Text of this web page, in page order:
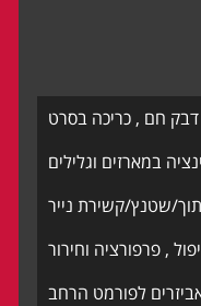
דבק חם , כריכה בסרט
במארזים וגלילים
שטנץ/קשירת נייר
, פרפורציה וחירור
לפורמט הרחב